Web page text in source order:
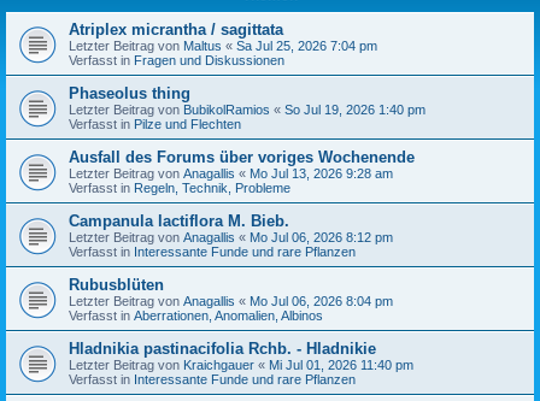
Atriplex micrantha / sagittata
Letzter Beitrag von Maltus « Sa Jul 25, 2026 7:04 pm
Verfasst in Fragen und Diskussionen
Phaseolus thing
Letzter Beitrag von BubikolRamios « So Jul 19, 2026 1:40 pm
Verfasst in Pilze und Flechten
Ausfall des Forums über voriges Wochenende
Letzter Beitrag von Anagallis « Mo Jul 13, 2026 9:28 am
Verfasst in Regeln, Technik, Probleme
Campanula lactiflora M. Bieb.
Letzter Beitrag von Anagallis « Mo Jul 06, 2026 8:12 pm
Verfasst in Interessante Funde und rare Pflanzen
Rubusblüten
Letzter Beitrag von Anagallis « Mo Jul 06, 2026 8:04 pm
Verfasst in Aberrationen, Anomalien, Albinos
Hladnikia pastinacifolia Rchb. - Hladnikie
Letzter Beitrag von Kraichgauer « Mi Jul 01, 2026 11:40 pm
Verfasst in Interessante Funde und rare Pflanzen